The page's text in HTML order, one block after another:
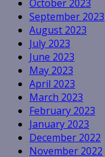
October 2023
September 2023
August 2023
July 2023
June 2023
May 2023
April 2023
March 2023
February 2023
January 2023
December 2022
November 2022